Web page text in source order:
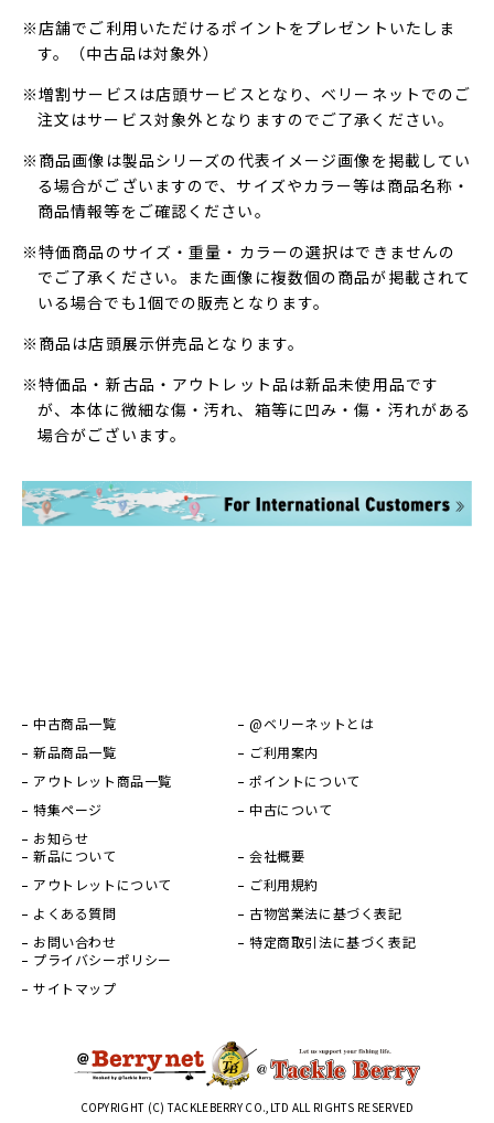
※店舗でご利用いただけるポイントをプレゼントいたしま
す。（中古品は対象外）
※増割サービスは店頭サービスとなり、ベリーネットでのご
注文はサービス対象外となりますのでご了承ください。
※商品画像は製品シリーズの代表イメージ画像を掲載してい
る場合がございますので、サイズやカラー等は商品名称・
商品情報等をご確認ください。
※特価商品のサイズ・重量・カラーの選択はできませんの
でご了承ください。また画像に複数個の商品が掲載されて
いる場合でも1個での販売となります。
※商品は店頭展示併売品となります。
※特価品・新古品・アウトレット品は新品未使用品です
が、本体に微細な傷・汚れ、箱等に凹み・傷・汚れがある
場合がございます。
中古商品一覧
新品商品一覧
アウトレット商品一覧
特集ページ
お知らせ
@ベリーネットとは
ご利用案内
ポイントについて
中古について
新品について
アウトレットについて
よくある質問
お問い合わせ
会社概要
ご利用規約
古物営業法に基づく表記
特定商取引法に基づく表記
プライバシーポリシー
サイトマップ
COPYRIGHT (C) TACKLEBERRY CO.,LTD ALL RIGHTS RESERVED